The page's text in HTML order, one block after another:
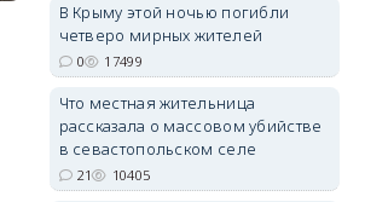
В Севастополе утвердили
проект застройки центра
Балаклавы
Там появится туристический
квартал с отелями и
парковками.
erid: 2SDnjdPjgYS
В Крыму этой ночью погибли
четверо мирных жителей
0 17499
Что местная жительница
рассказала о массовом убийстве
в севастопольском селе
21 10405